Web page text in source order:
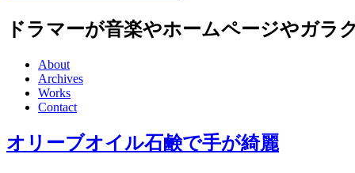
ドラマーが音楽やホームページやガラ
About
Archives
Works
Contact
オリーブオイル石鹸で手が綺麗